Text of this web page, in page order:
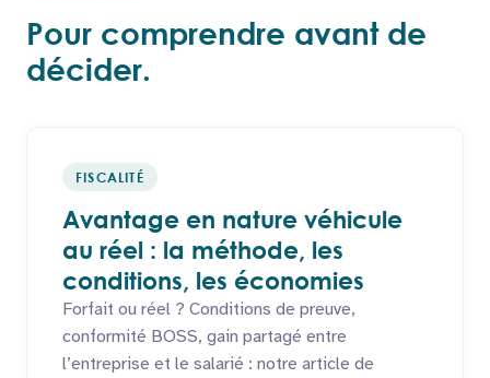
Pour comprendre avant de
décider.
FISCALITÉ
Avantage en nature véhicule
au réel : la méthode, les
conditions, les économies
Forfait ou réel ? Conditions de preuve,
conformité BOSS, gain partagé entre
l’entreprise et le salarié : notre article de